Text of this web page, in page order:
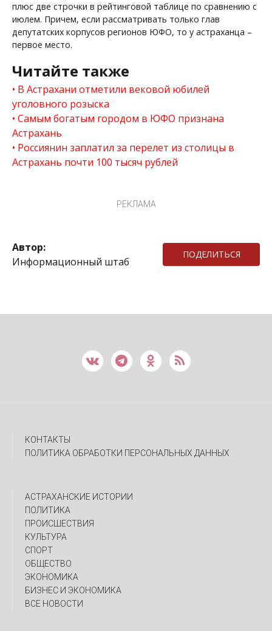
плюс две строчки в рейтинговой таблице по сравнению с
июлем. Причем, если рассматривать только глав
депутатских корпусов регионов ЮФО, то у астраханца –
первое место.
Читайте также
В Астрахани отметили вековой юбилей
уголовного розыска
Самым богатым городом в ЮФО признана
Астрахань
Россиянин заплатил за перелет из столицы в
Астрахань почти 100 тысяч рублей
РЕКЛАМА
Автор:
Информационный штаб
ПОДЕЛИТЬСЯ
КОНТАКТЫ
ПОЛИТИКА ОБРАБОТКИ ПЕРСОНАЛЬНЫХ ДАННЫХ
АСТРАХАНСКИЕ ИСТОРИИ
ПОЛИТИКА
ПРОИСШЕСТВИЯ
КУЛЬТУРА
СПОРТ
ОБЩЕСТВО
ЭКОНОМИКА
БИЗНЕС И ЭКОНОМИКА
ВСЕ НОВОСТИ